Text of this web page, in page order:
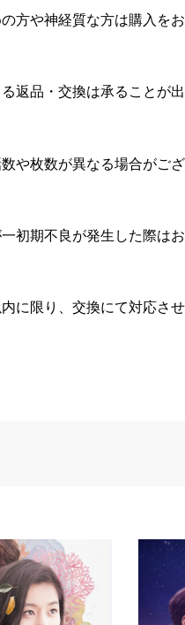
方や神経質な方は購入をお
返品・交換は承ることが出
や枚数が異なる場合がござ
初期不良が発生した際は
に限り、交換にて対応させ